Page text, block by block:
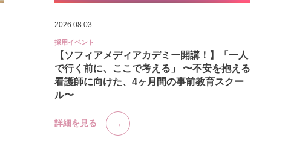
2026.08.03
採用イベント
【ソフィアメディアカデミー開講！】「一人
で行く前に、ここで考える」 〜不安を抱える
看護師に向けた、4ヶ月間の事前教育スクー
ル〜
詳細を見る